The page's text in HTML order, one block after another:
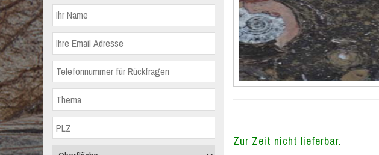
Zur Zeit nicht lieferbar.